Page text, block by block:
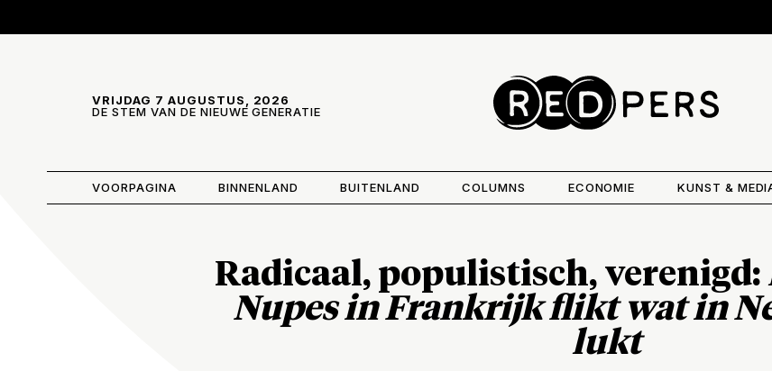
VRIJDAG 7 AUGUSTUS, 2026
DE STEM VAN DE NIEUWE GENERATIE
VOORPAGINA BINNENLAND BUITENLAND COLUMNS ECONOMIE KUNST &
Radicaal, populistisch, verenigd:
Nupes in Frankrijk flikt wat in
lukt